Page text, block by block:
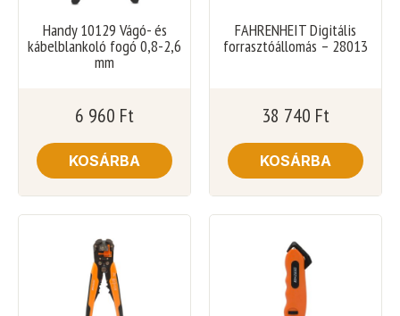
Handy 10129 Vágó- és
kábelblankoló fogó 0,8-2,6
mm
6 960 Ft
KOSÁRBA
FAHRENHEIT Digitális
forrasztóállomás – 28013
38 740 Ft
KOSÁRBA